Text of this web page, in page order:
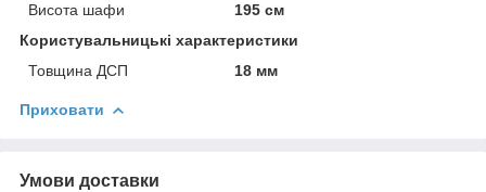
Висота шафи
195 см
Користувальницькі характеристики
Товщина ДСП
18 мм
Приховати
Умови доставки